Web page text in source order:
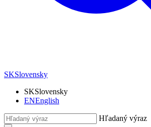
SKSlovensky
SKSlovensky
ENEnglish
Hľadaný výraz